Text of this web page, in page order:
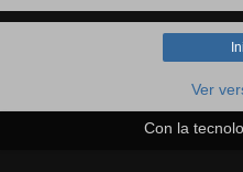
Ver
Con la